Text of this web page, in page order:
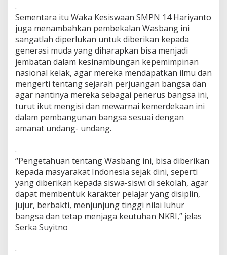
M
a
l
a
n
.
Sementara itu Waka Kesiswaan SMPN 14 Hariyanto
juga menambahkan pembekalan Wasbang ini
sangatlah diperlukan untuk diberikan kepada
generasi muda yang diharapkan bisa menjadi
jembatan dalam kesinambungan kepemimpinan
nasional kelak, agar mereka mendapatkan ilmu dan
mengerti tentang sejarah perjuangan bangsa dan
agar nantinya mereka sebagai penerus bangsa ini,
turut ikut mengisi dan mewarnai kemerdekaan ini
dalam pembangunan bangsa sesuai dengan
amanat undang- undang.
.
“Pengetahuan tentang Wasbang ini, bisa diberikan
kepada masyarakat Indonesia sejak dini, seperti
yang diberikan kepada siswa-siswi di sekolah, agar
dapat membentuk karakter pelajar yang disiplin,
jujur, berbakti, menjunjung tinggi nilai luhur
bangsa dan tetap menjaga keutuhan NKRI,” jelas
Serka Suyitno
.